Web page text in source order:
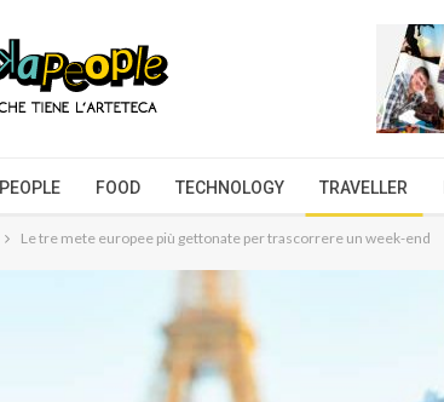
PEOPLE FOOD TECHNOLOGY TRAVELLER
Le tre mete europee più gettonate per trascorrere un week-end